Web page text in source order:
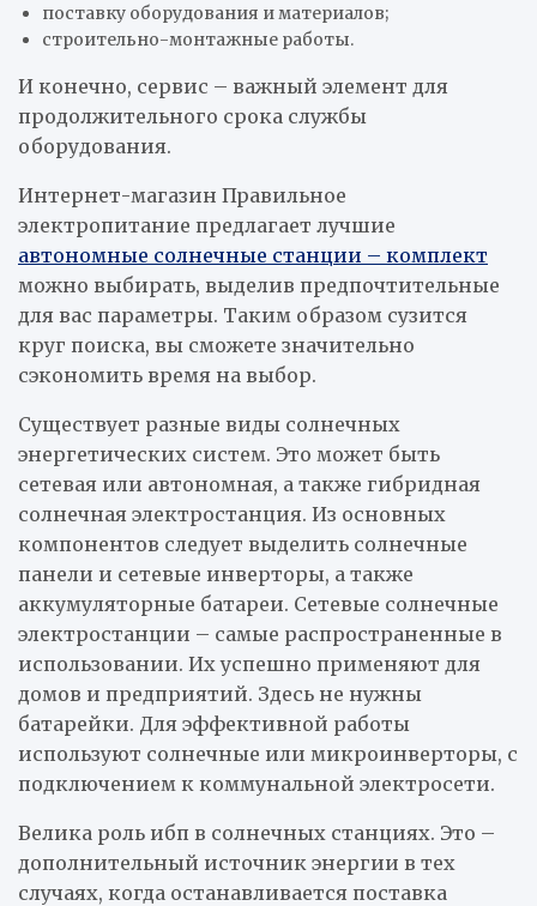
поставку оборудования и материалов;
строительно-монтажные работы.
И конечно, сервис – важный элемент для
продолжительного срока службы
оборудования.
Интернет-магазин Правильное
электропитание предлагает лучшие
автономные солнечные станции – комплект
можно выбирать, выделив предпочтительные
для вас параметры. Таким образом сузится
круг поиска, вы сможете значительно
сэкономить время на выбор.
Существует разные виды солнечных
энергетических систем. Это может быть
сетевая или автономная, а также гибридная
солнечная электростанция. Из основных
компонентов следует выделить солнечные
панели и сетевые инверторы, а также
аккумуляторные батареи. Сетевые солнечные
электростанции – самые распространенные в
использовании. Их успешно применяют для
домов и предприятий. Здесь не нужны
батарейки. Для эффективной работы
используют солнечные или микроинверторы, с
подключением к коммунальной электросети.
Велика роль ибп в солнечных станциях. Это –
дополнительный источник энергии в тех
случаях, когда останавливается поставка